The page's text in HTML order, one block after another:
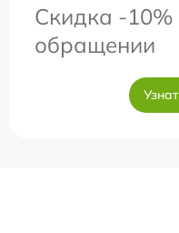
Скидка -10%
обращении